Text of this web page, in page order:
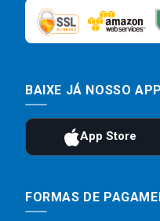
BAIXE JÁ NOSSO APP
FORMAS DE